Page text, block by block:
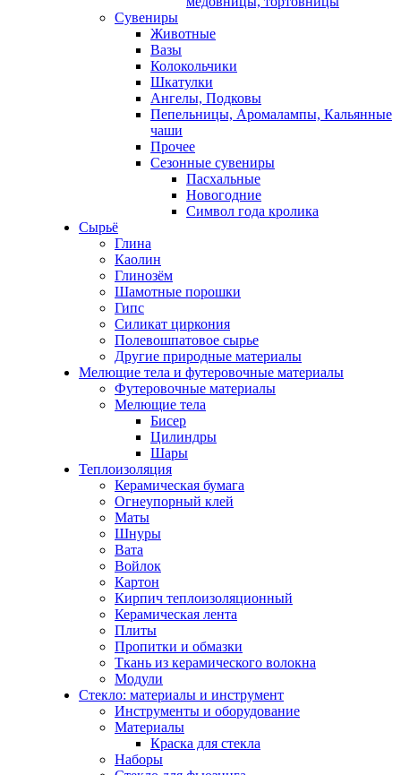
Сувениры
Животные
Вазы
Колокольчики
Шкатулки
Ангелы, Подковы
Пепельницы, Аромалампы, Кальянные
чаши
Прочее
Сезонные сувениры
Пасхальные
Новогодние
Символ года кролика
Сырьё
Глина
Каолин
Глинозём
Шамотные порошки
Гипс
Силикат циркония
Полевошпатовое сырье
Другие природные материалы
Мелющие тела и футеровочные материалы
Футеровочные материалы
Мелющие тела
Бисер
Цилиндры
Шары
Теплоизоляция
Керамическая бумага
Огнеупорный клей
Маты
Шнуры
Вата
Войлок
Картон
Кирпич теплоизоляционный
Керамическая лента
Плиты
Пропитки и обмазки
Ткань из керамического волокна
Модули
Стекло: материалы и инструмент
Инструменты и оборудование
Материалы
Краска для стекла
Наборы